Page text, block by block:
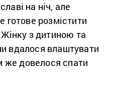
на ніч, але
готове розмістити
з дитиною та
вдалося влаштувати
же довелося спати